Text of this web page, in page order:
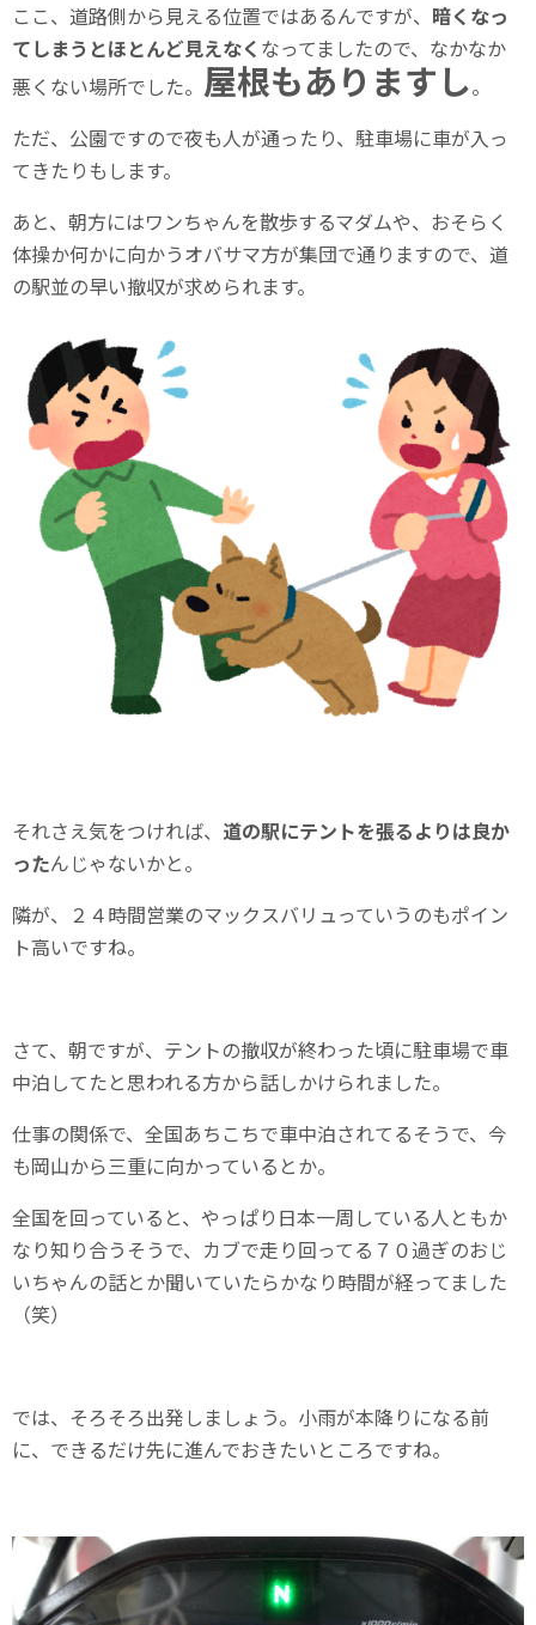
ここ、道路側から見える位置ではあるんですが、 暗くなっ
てしまうとほとんど見えなく なってましたので、なかなか
悪くない場所でした。 屋根もありますし。
ただ、公園ですので夜も人が通ったり、駐車場に車が入っ
てきたりもします。
あと、朝方にはワンちゃんを散歩するマダムや、おそらく
体操か何かに向かうオバサマ方が集団で通りますので、道
の駅並の早い撤収が求められます。
それさえ気をつければ、 道の駅にテントを張るよりは良か
ったんじゃないかと。
隣が、２４時間営業のマックスバリュっていうのもポイン
ト高いですね。
さて、朝ですが、テントの撤収が終わった頃に駐車場で車
中泊してたと思われる方から話しかけられました。
仕事の関係で、全国あちこちで車中泊されてるそうで、今
も岡山から三重に向かっているとか。
全国を回っていると、やっぱり日本一周している人ともか
なり知り合うそうで、カブで走り回ってる７０過ぎのおじ
いちゃんの話とか聞いていたらかなり時間が経ってました
（笑）
では、そろそろ出発しましょう。小雨が本降りになる前
に、できるだけ先に進んでおきたいところですね。